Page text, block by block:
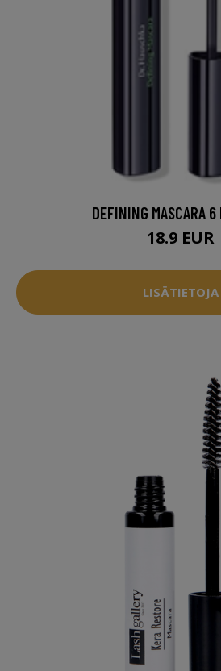
DEFINING MASCARA
18.9 EUR
LISÄTIETOJA